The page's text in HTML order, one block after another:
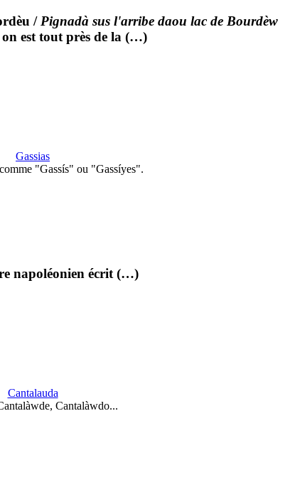
/Pignadà sus l'arribe daou lac de Bourdèw
est tout près de la (…)
Gassias
"Gassís" ou "Gassíyes".
napoléonien écrit (…)
Cantalauda
Cantalàwdo...